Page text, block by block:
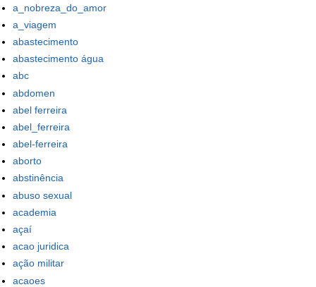
a_nobreza_do_amor
a_viagem
abastecimento
abastecimento água
abc
abdomen
abel ferreira
abel_ferreira
abel-ferreira
aborto
abstinência
abuso sexual
academia
açaí
acao juridica
ação militar
acaoes